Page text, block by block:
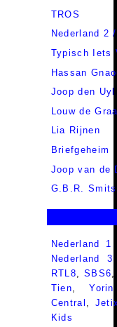
TROS
Nederland 2
Typisch Iets
Hassan
Joop den Uyl
Louw de
Lia Rijnen
Briefgeheim
Joop van de
G.B.R. Smits
Nederland
Nederland
RTL8 ,SBS6
Tien ,Yorin
Central
Kids